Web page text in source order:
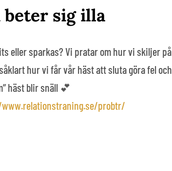
beter sig illa
eller sparkas? Vi pratar om hur vi skiljer på
hur vi får vår häst att sluta göra fel och
häst blir snäll 💕
probtr/